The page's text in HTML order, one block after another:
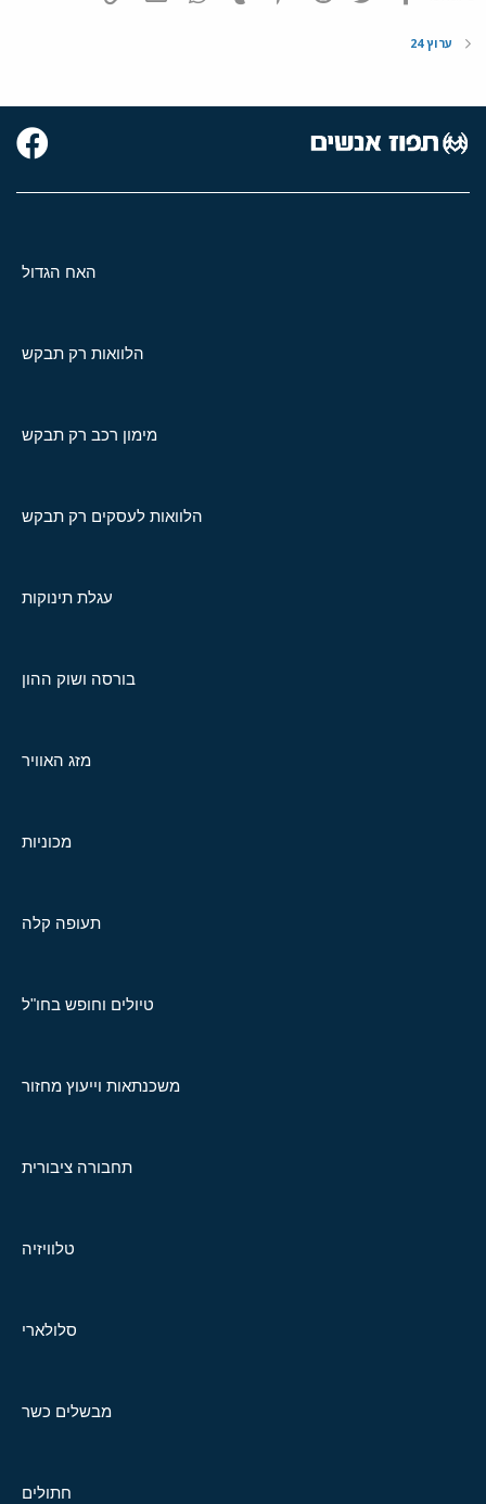
ערוץ 24
האח הגדול
הלוואות רק תבקש
מימון רכב רק תבקש
הלוואות לעסקים רק תבקש
עגלת תינוקות
בורסה ושוק ההון
מזג האוויר
מכוניות
תעופה קלה
טיולים וחופש בחו"ל
משכנתאות וייעוץ מחזור
תחבורה ציבורית
טלוויזיה
סלולארי
מבשלים כשר
חתולים